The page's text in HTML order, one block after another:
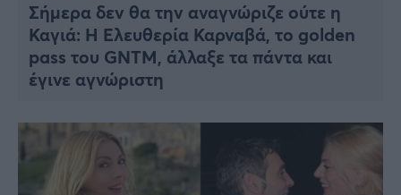
Σήμερα δεν θα την αναγνώριζε ούτε η
Καγιά: Η Ελευθερία Καρναβά, το golden
pass του GNTM, άλλαξε τα πάντα και
έγινε αγνώριστη